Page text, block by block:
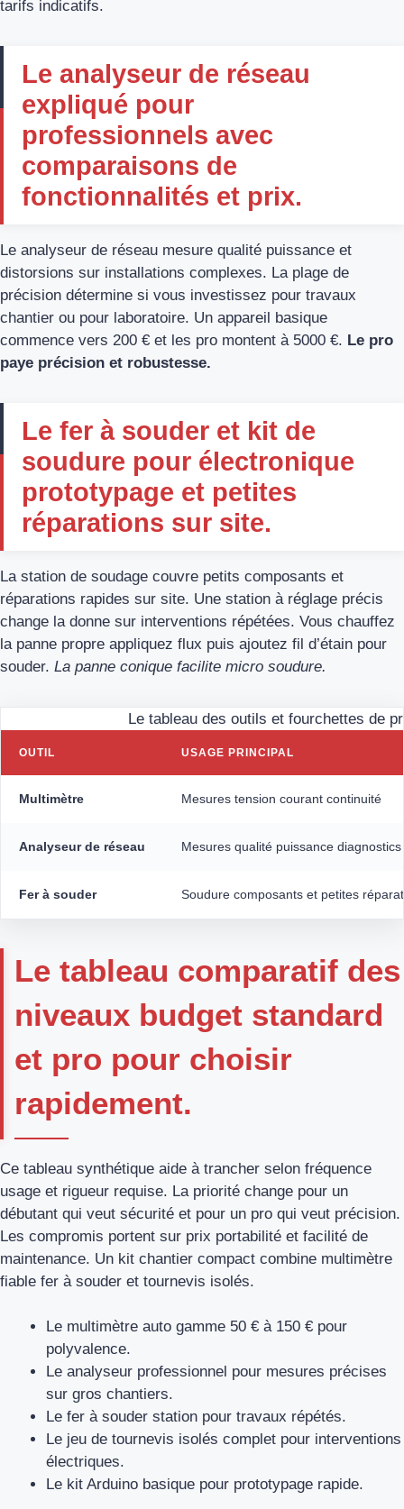
tarifs indicatifs.
Le analyseur de réseau
expliqué pour
professionnels avec
comparaisons de
fonctionnalités et prix.
Le analyseur de réseau mesure qualité puissance et
distorsions sur installations complexes. La plage de
précision détermine si vous investissez pour travaux
chantier ou pour laboratoire. Un appareil basique
commence vers 200 € et les pro montent à 5000 €. Le pro
paye précision et robustesse.
Le fer à souder et kit de
soudure pour électronique
prototypage et petites
réparations sur site.
La station de soudage couvre petits composants et
réparations rapides sur site. Une station à réglage précis
change la donne sur interventions répétées. Vous chauffez
la panne propre appliquez flux puis ajoutez fil d’étain pour
souder. La panne conique facilite micro soudure.
Le tableau des outils et fourchettes de
OUTIL USAGE PRINCIPAL
Multimètre Mesures tension courant continuité
Analyseur de réseau Mesures qualité puissance
Fer à souder Soudure composants et petites
Le tableau comparatif des
niveaux budget standard
et pro pour choisir
rapidement.
Ce tableau synthétique aide à trancher selon fréquence
usage et rigueur requise. La priorité change pour un
débutant qui veut sécurité et pour un pro qui veut précision.
Les compromis portent sur prix portabilité et facilité de
maintenance. Un kit chantier compact combine multimètre
fiable fer à souder et tournevis isolés.
Le multimètre auto gamme 50 € à 150 € pour
polyvalence.
Le analyseur professionnel pour mesures précises
sur gros chantiers.
Le fer à souder station pour travaux répétés.
Le jeu de tournevis isolés complet pour interventions
électriques.
Le kit Arduino basique pour prototypage rapide.